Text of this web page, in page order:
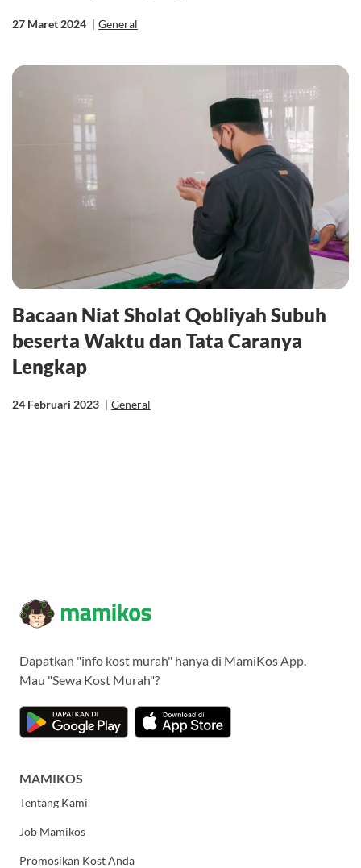
27 Maret 2024 | General
Bacaan Niat Sholat Qobliyah Subuh
beserta Waktu dan Tata Caranya
Lengkap
24 Februari 2023 | General
Dapatkan "info kost murah" hanya di MamiKos App.
Mau "Sewa Kost Murah"?
MAMIKOS
Tentang Kami
Job Mamikos
Promosikan Kost Anda